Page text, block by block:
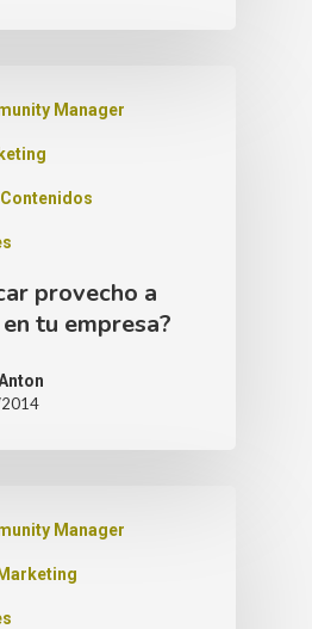
Manager
provecho a
tu empresa?
Manager
Marketing